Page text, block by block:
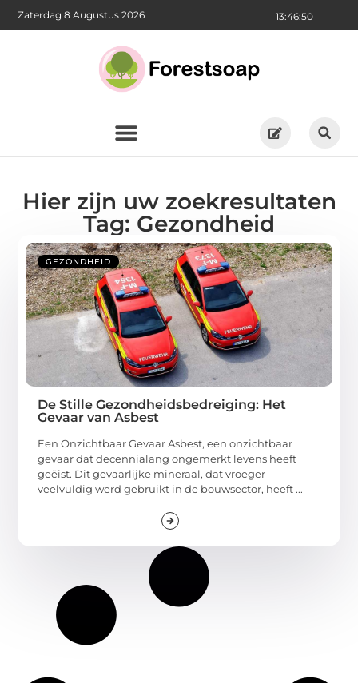
13:46:51
Zaterdag 8 Augustus 2026
Hier zijn uw zoekresultaten
Tag: Gezondheid
GEZONDHEID
De Stille Gezondheidsbedreiging: Het
Gevaar van Asbest
Een Onzichtbaar Gevaar Asbest, een onzichtbaar
gevaar dat decennialang ongemerkt levens heeft
geëist. Dit gevaarlijke mineraal, dat vroeger
veelvuldig werd gebruikt in de bouwsector, heeft ...